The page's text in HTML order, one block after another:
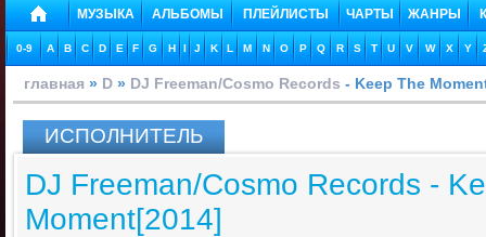
МУЗЫКА АЛЬБОМЫ ПЛЕЙЛИСТЫ ЧАРТЫ ЖАНРЫ
0-9 A B C D E F G H I J K L M N O P Q R S T U V W X Y
главная » D » DJ Freeman/Cosmo Records - Keep The
ИСПОЛНИТЕЛЬ
DJ Freeman/Cosmo Records -
Moment[2014]